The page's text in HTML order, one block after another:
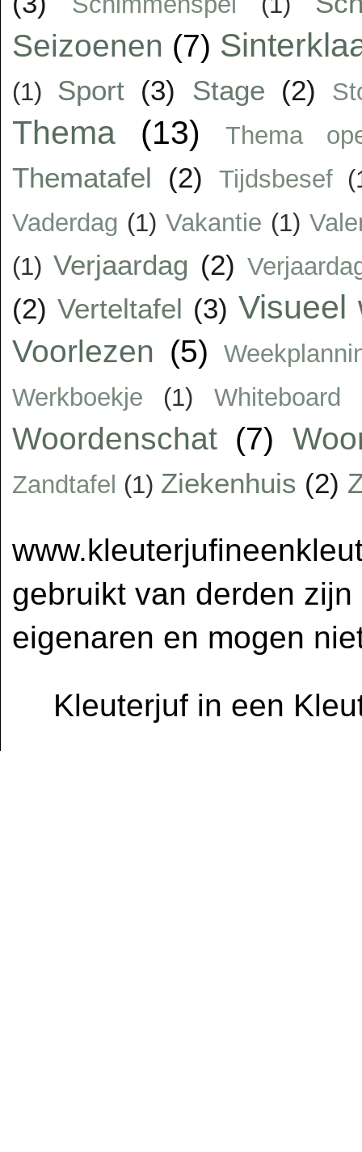
Seizoenen (7)
(1) Sport (3) Stage (2)
Thema (13) Thema
Thematafel (2) Tijdsbesef
Vaderdag (1) Vakantie (1)
(1) Verjaardag (2)
(2) Verteltafel (3) Visueel
Voorlezen (5)
Werkboekje
(1) Whiteboard
Woordenschat (7)
Zandtafel (1) Ziekenhuis (2)
gebruikt van derden
eigenaren en mogen
Kleuterjuf in een